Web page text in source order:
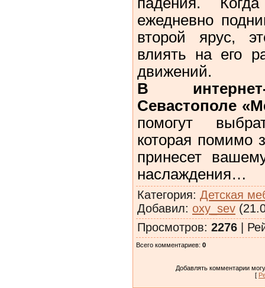
ежедневно
второй ярус,
влиять на его
движений.
В
Севастополе
помогут
которая помимо
принесет
наслаждения…
Категория: Детская
Добавил: oxy_sev
Просмотров: 2276 |
Всего комментариев: 0
Добавлять комментарии
[